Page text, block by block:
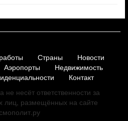
Страны
Новости
Аэропорты
Недвижимость
Контакт
несёт ответственности за
лиц, размещённых на сайте